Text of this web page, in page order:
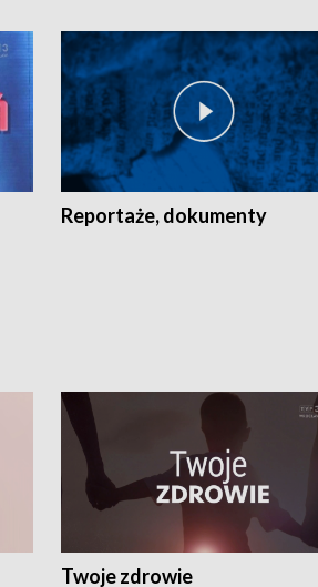
Reportaże, dokumenty
Twoje zdrowie